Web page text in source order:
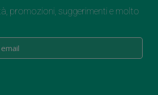
promozioni, suggerimenti e molto